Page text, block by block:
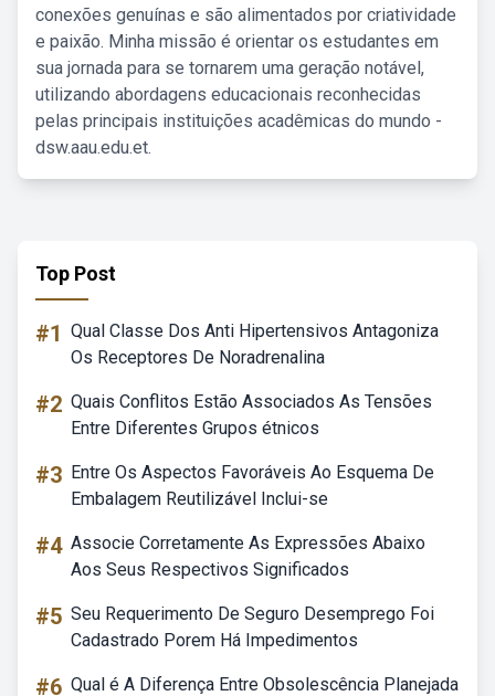
conexões genuínas e são alimentados por criatividade
e paixão. Minha missão é orientar os estudantes em
sua jornada para se tornarem uma geração notável,
utilizando abordagens educacionais reconhecidas
pelas principais instituições acadêmicas do mundo -
dsw.aau.edu.et.
Top Post
#1 Qual Classe Dos Anti Hipertensivos Antagoniza
Os Receptores De Noradrenalina
#2 Quais Conflitos Estão Associados As Tensões
Entre Diferentes Grupos étnicos
#3 Entre Os Aspectos Favoráveis Ao Esquema De
Embalagem Reutilizável Inclui-se
#4 Associe Corretamente As Expressões Abaixo
Aos Seus Respectivos Significados
#5 Seu Requerimento De Seguro Desemprego Foi
Cadastrado Porem Há Impedimentos
#6 Qual é A Diferença Entre Obsolescência Planejada